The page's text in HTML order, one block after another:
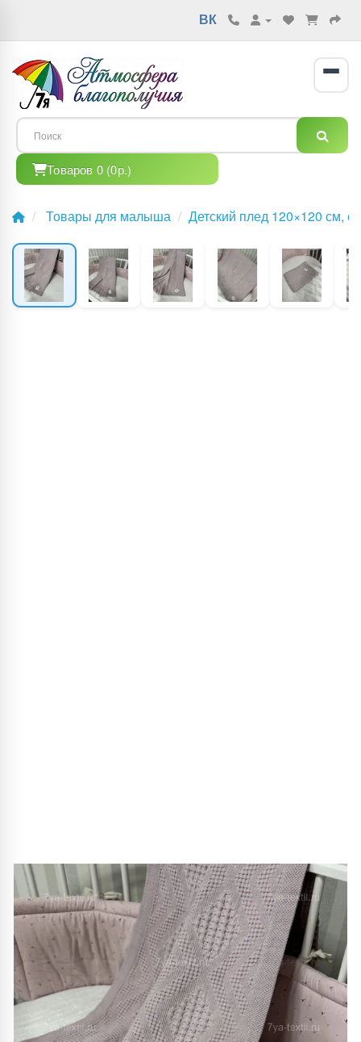
ВК
Товаров 0 (0р.)
Товары для малыша Детский плед 120×120 см,